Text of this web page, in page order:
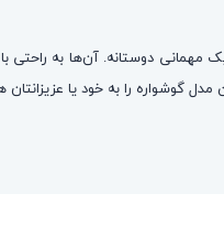
دوستانه. آن‌ها به راحتی
را به خود یا عزیزانتان